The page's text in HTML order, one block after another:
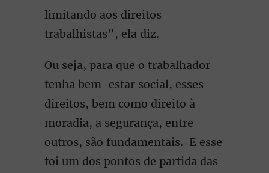
limitando aos direitos
trabalhistas”, ela diz.
Ou seja, para que o trabalhador
tenha bem-estar social, esses
direitos, bem como direito à
moradia, a segurança, entre
outros, são fundamentais. E esse
foi um dos pontos de partida das